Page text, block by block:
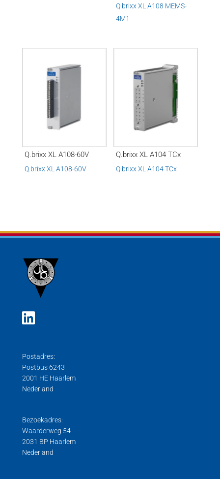
Q.brixx XL A108 MEMS-
4M1
Q.brixx XL A108-60V
Q.brixx XL A108-60V
Q.brixx XL A104 TCx
Q.brixx XL A104 TCx
Postadres:
Postbus 6243
2001 HE Haarlem
Nederland
Bezoekadres:
Waarderweg 54
2031 BP Haarlem
Nederland